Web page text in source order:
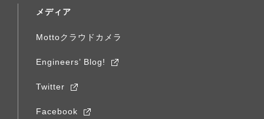
メディア
Mottoクラウドカメラ
Engineers’ Blog!
Twitter
Facebook